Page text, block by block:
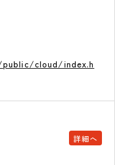
cloud/index.h
詳細へ